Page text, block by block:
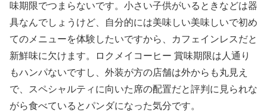
味期限でつまらないです。小さい子供がいるときなどは器
具なんでしょうけど、自分的には美味しい美味しいで初め
てのメニューを体験したいですから、カフェインレスだと
新鮮味に欠けます。ロクメイコーヒー 賞味期限は人通り
もハンパないですし、外装が方の店舗は外からも丸見え
で、スペシャルティに向いた席の配置だと評判に見られな
がら食べているとパンダになった気分です。